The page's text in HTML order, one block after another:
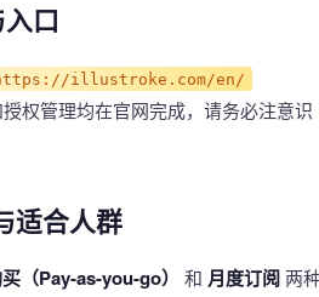
口
illustroke.com/en/
权管理均在官网完成，请务必注意识
适合人群
（Pay-as-you-go） 和 月度订阅 两